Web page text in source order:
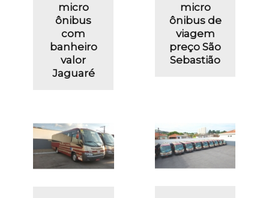
micro
ônibus
com
banheiro
valor
Jaguaré
micro
ônibus de
viagem
preço São
Sebastião